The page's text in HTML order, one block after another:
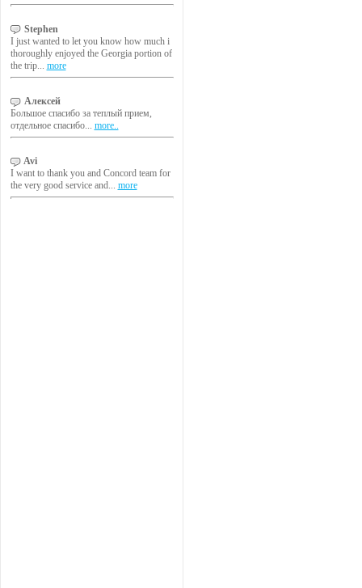
Stephen
I just wanted to let you know how much i
thoroughly enjoyed the Georgia portion of
the trip... more
Алексей
Большое спасибо за теплый прием,
отдельное спасибо... more..
Avi
I want to thank you and Concord team for
the very good service and... more